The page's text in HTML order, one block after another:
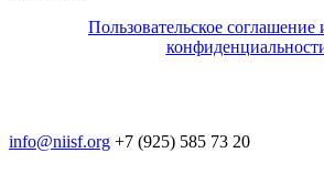
Пользовательское соглашение
info@niisf.org +7 (925) 585 73 20